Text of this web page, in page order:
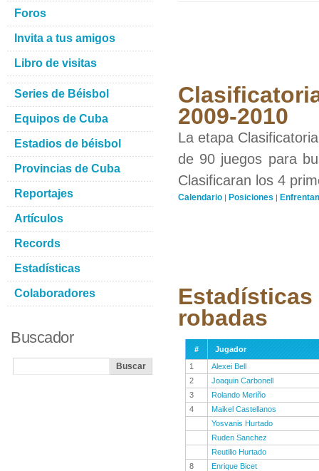
2009-2010
La etapa
de 90 juegos para
Clasificaran los 4
Calendario | Posiciones |
Estadísticas
robadas
#
Jugador
1
Alexei Bell
2
Joaquin Carbonell
3
Rolando Meriño
4
Maikel Castellanos
Yosvanis Hurtado
Ruden Sanchez
Reutilio Hurtado
8
Enrique Bicet
Foros
Invita a tus amigos
Libro de visitas
Series de Béisbol
Equipos de Cuba
Estadios de béisbol
Provincias de Cuba
Reportajes
Artículos
Records
Estadísticas
Colaboradores
Buscador